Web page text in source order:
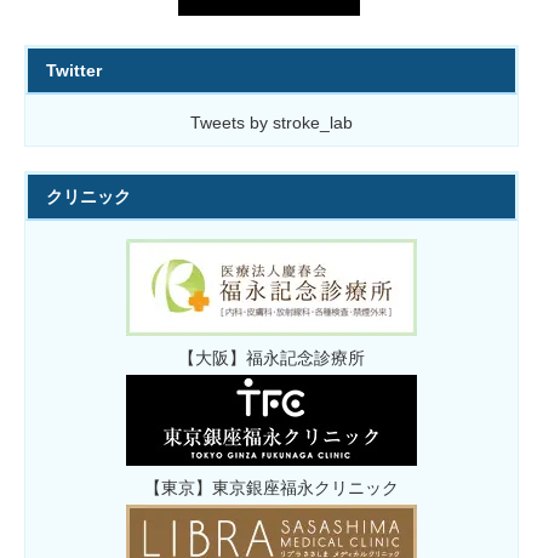
Twitter
Tweets by stroke_lab
クリニック
【大阪】福永記念診療所
【東京】東京銀座福永クリニック